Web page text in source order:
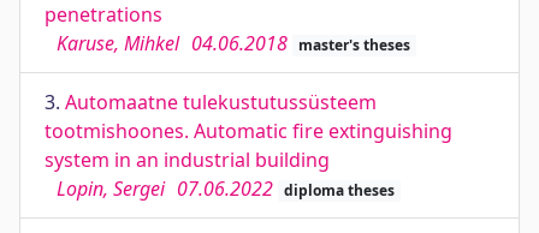
penetrations
Karuse, Mihkel 04.06.2018 master's theses
3. Automaatne tulekustutussüsteem
tootmishoones. Automatic fire extinguishing
system in an industrial building
Lopin, Sergei 07.06.2022 diploma theses